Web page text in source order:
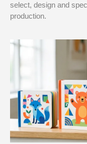
select, design and
production.